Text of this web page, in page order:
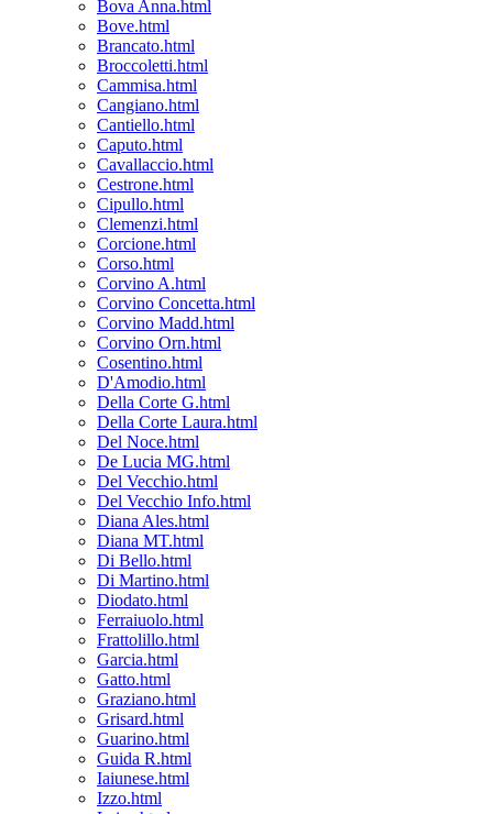
Bova Anna.html
Bove.html
Brancato.html
Broccoletti.html
Cammisa.html
Cangiano.html
Cantiello.html
Caputo.html
Cavallaccio.html
Cestrone.html
Cipullo.html
Clemenzi.html
Corcione.html
Corso.html
Corvino A.html
Corvino Concetta.html
Corvino Madd.html
Corvino Orn.html
Cosentino.html
D'Amodio.html
Della Corte G.html
Della Corte Laura.html
Del Noce.html
De Lucia MG.html
Del Vecchio.html
Del Vecchio Info.html
Diana Ales.html
Diana MT.html
Di Bello.html
Di Martino.html
Diodato.html
Ferraiuolo.html
Frattolillo.html
Garcia.html
Gatto.html
Graziano.html
Grisard.html
Guarino.html
Guida R.html
Iaiunese.html
Izzo.html